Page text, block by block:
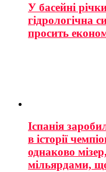
У басейні
гідрологічна
просить
Іспанія
в історії
однаково
мільярдами,